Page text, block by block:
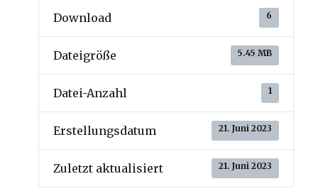
Download 6
Dateigröße 5.45 MB
Datei-Anzahl 1
Erstellungsdatum 21. Juni 2023
Zuletzt aktualisiert 21. Juni 2023